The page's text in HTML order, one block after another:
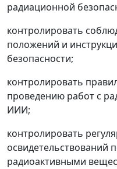
радиационной
контролировать
положений и
безопасности;
контролировать
проведению работ с
ИИИ;
контролировать
освидетельствований
радиоактивными